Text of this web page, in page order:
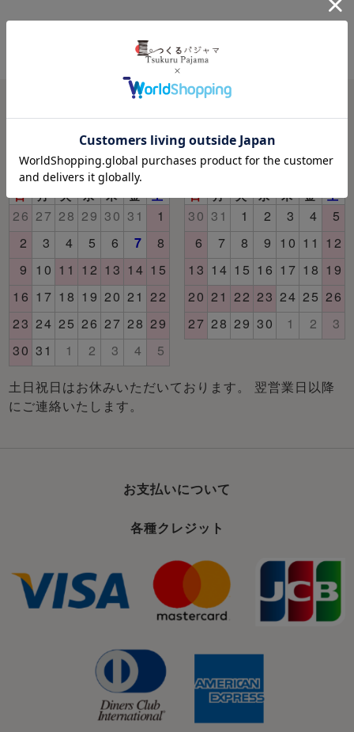
営業日カレンダー
土日祝日はお休みいただいております。 翌営業日以降
にご連絡いたします。
お支払いについて
各種クレジット